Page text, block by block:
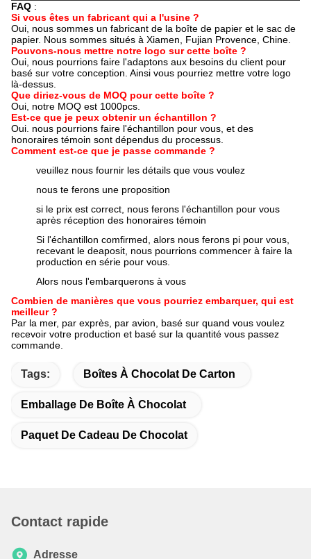
FAQ :
Si vous êtes un fabricant qui a l'usine ?
Oui, nous sommes un fabricant de la boîte de papier et le sac de
papier. Nous sommes situés à Xiamen, Fujian Provence, Chine.
Pouvons-nous mettre notre logo sur cette boîte ?
Oui, nous pourrions faire l'adaptons aux besoins du client pour
basé sur votre conception. Ainsi vous pourriez mettre votre logo
là-dessus.
Que diriez-vous de MOQ pour cette boîte ?
Oui, notre MOQ est 1000pcs.
Est-ce que je peux obtenir un échantillon ?
Oui. nous pourrions faire l'échantillon pour vous, et des
honoraires témoin sont dépendus du processus.
Comment est-ce que je passe commande ?
veuillez nous fournir les détails que vous voulez
nous te ferons une proposition
si le prix est correct, nous ferons l'échantillon pour vous
après réception des honoraires témoin
Si l'échantillon comfirmed, alors nous ferons pi pour vous,
recevant le deaposit, nous pourrions commencer à faire la
production en série pour vous.
Alors nous l'embarquerons à vous
Combien de manières que vous pourriez embarquer, qui est
meilleur ?
Par la mer, par exprès, par avion, basé sur quand vous voulez
recevoir votre production et basé sur la quantité vous passez
commande.
Tags: Boîtes À Chocolat De Carton
Emballage De Boîte À Chocolat
Paquet De Cadeau De Chocolat
Contact rapide
Adresse